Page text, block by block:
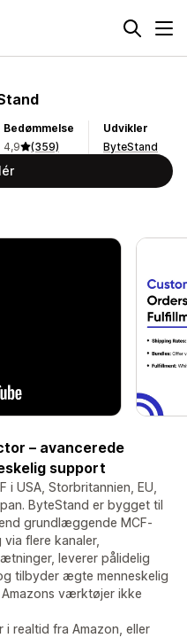
Bedømmelse
4,9
(359)
Udvikler
ByteStand
– avancerede
support
i USA, Storbritannien, EU,
ByteStand er bygget til
grundlæggende MCF-
flere kanaler,
leverer pålidelig
tilbyder ægte menneskelig
værktøjer ikke
realtid fra Amazon, eller